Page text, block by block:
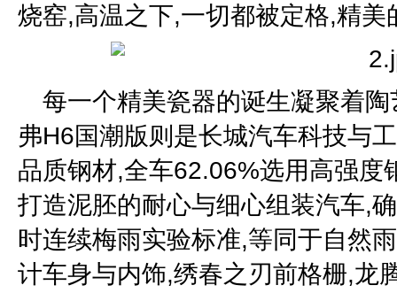
烧窑,高温之下,一切都被定格,精
每一个精美瓷器的诞生凝聚着
弗H6国潮版则是长城汽车科技与
品质钢材,全车62.06%选用高强度
打造泥胚的耐心与细心组装汽车,
时连续梅雨实验标准,等同于自然
计车身与内饰,绣春之刃前格栅,龙